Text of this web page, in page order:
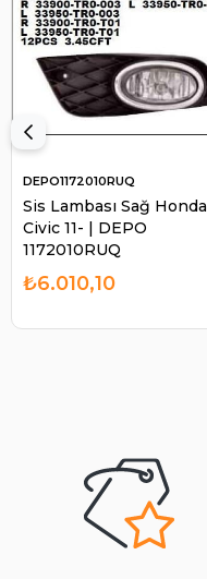
Sis Lambası Sağ Honda
Civic 11- | DEPO
1172010RUQ
DEPO1172010RUQ
₺6.010,10